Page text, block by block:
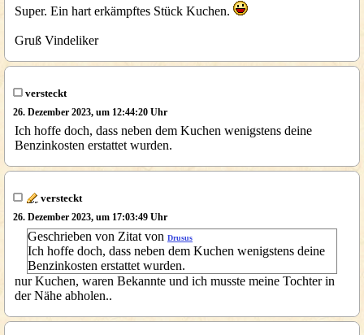
Super. Ein hart erkämpftes Stück Kuchen.
Gruß Vindeliker
versteckt
26. Dezember 2023, um 12:44:20 Uhr
Ich hoffe doch, dass neben dem Kuchen wenigstens deine
Benzinkosten erstattet wurden.
versteckt
26. Dezember 2023, um 17:03:49 Uhr
Geschrieben von Zitat von Drusus
Ich hoffe doch, dass neben dem Kuchen wenigstens deine
Benzinkosten erstattet wurden.
nur Kuchen, waren Bekannte und ich musste meine Tochter in
der Nähe abholen..